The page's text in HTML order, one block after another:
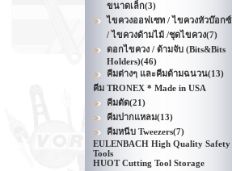
ขนาดเล็ก(3)
ไขควงออฟเซท / ไขควงหัวบ๊อกซ์
/ ไขควงด้ามไม้ /ชุดไขควง(7)
ดอกไขควง / ด้ามจับ (Bits&Bits
Holders)(46)
คีมต่างๆ และคีมด้ามฉนวน(13)
คีม TRONEX * Made in USA
คีมตัด(21)
คีมปากแหลม(13)
คีมหนีบ Tweezers(7)
EULENBACH High Quality Safety
Tools
HUOT Cutting Tool Storage